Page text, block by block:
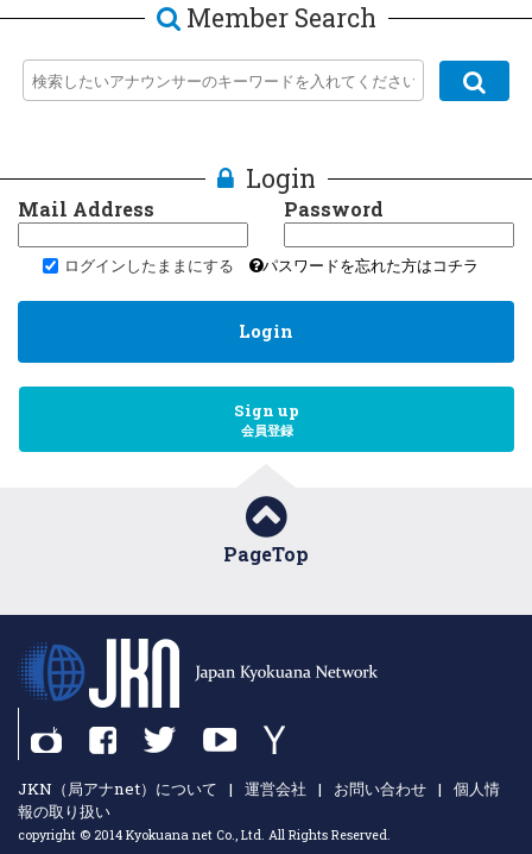
Member Search
Login
Mail Address Password
ログインしたままにする パスワードを忘れた方はコチラ
Login
Sign up
会員登録
PageTop
JKN（局アナnet）について | 運営会社 | お問い合わせ |
個人情
報の取り扱い
copyright © 2014 Kyokuana net Co., Ltd. All Rights Reserved.